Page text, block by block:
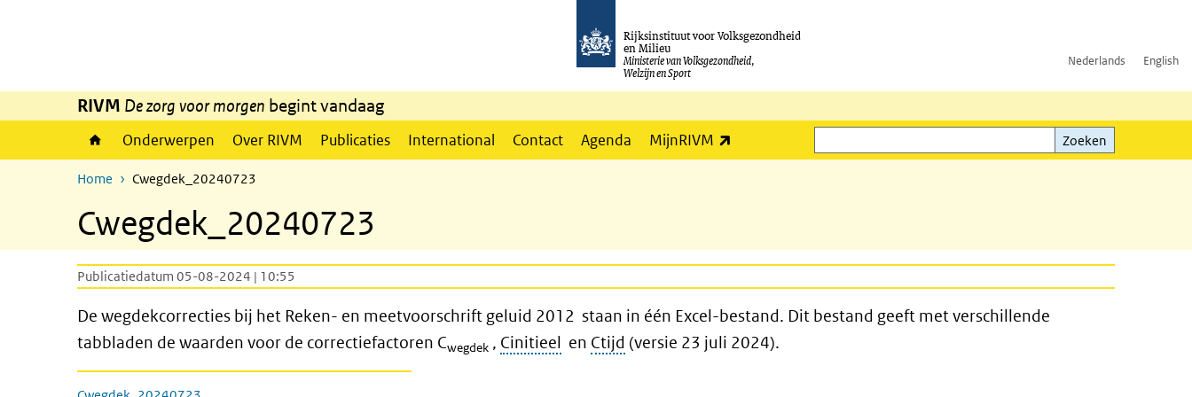
Rijksinstituut voor Volksgezondheid
en Milieu
Ministerie van Volksgezondheid,
Welzijn en Sport
Nederlands English
RIVM De zorg voor morgen begint vandaag
Onderwerpen Over RIVM Publicaties International Contact Agenda MijnRIVM
Zoeken
Zoeken
Home Cwegdek_20240723
Cwegdek_20240723
Publicatiedatum 05-08-2024 | 10:55
De wegdekcorrecties bij het Reken- en meetvoorschrift geluid 2012 staan in één Excel-bestand. Dit bestand geeft met verschillende
tabbladen de waarden voor de correctiefactoren Cwegdek , Cinitieel en Ctijd (versie 23 juli 2024).